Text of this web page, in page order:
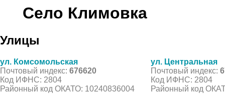
Село Климовка
Улицы
ул. Комсомольская
Почтовый индекс: 676620
Код ИФНС: 2804
Районный код ОКАТО: 10240836004
ул. Центральная
Почтовый индекс:
Код ИФНС: 2804
Районный код